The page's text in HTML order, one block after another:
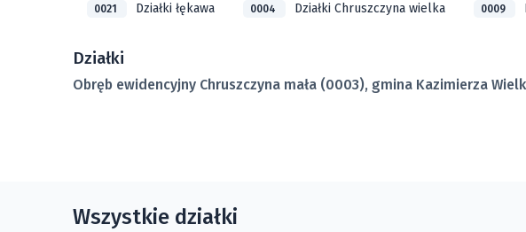
0021 Działki łękawa 0004 Działki Chruszczyna wielka 0009
Działki
Obręb ewidencyjny Chruszczyna mała (0003), gmina Kazimierza
Wszystkie działki